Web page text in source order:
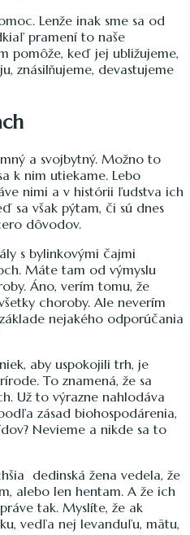
Lenže inak sme sa od
pramení to naše
pomôže, keď jej ubližujeme,
znásilňujeme, devastujeme
a svojbytný. Možno to
k nim utiekame. Lebo
nimi a v histórii ľudstva ich
sa však pýtam, či sú dnes
dôvodov.
s bylinkovými čajmi
Máte tam od výmyslu
Áno, verím tomu, že
choroby. Ale neverím
nejakého odporúčania
aby uspokojili trh, je
To znamená, že sa
Už to výrazne nahlodáva
zásad biohospodárenia,
Nevieme a nikde sa to
dedinská žena vedela, že
alebo len hentam. A že ich
tak. Myslíte, že ak
vedľa nej levanduľu, mätu,